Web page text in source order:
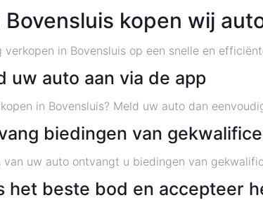
kopen wij
in Bovensluis op een snelle en
uw auto aan via de app
in Bovensluis? Meld uw auto dan
biedingen van
van uw auto ontvangt u biedingen van
het beste bod en accepteer